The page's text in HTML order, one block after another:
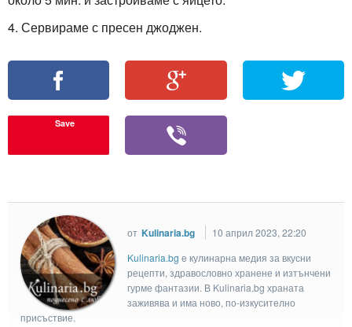
4. Сервираме с пресен джоджен.
Save
от Kulinaria.bg
10 април 2023, 22:20
Kulinaria.bg e кулинарна медия за вкусни
рецепти, здравословно хранене и изтънчени
гурме фантазии. В Kulinaria.bg храната
заживява и има ново, по-изкусително
присъствие.